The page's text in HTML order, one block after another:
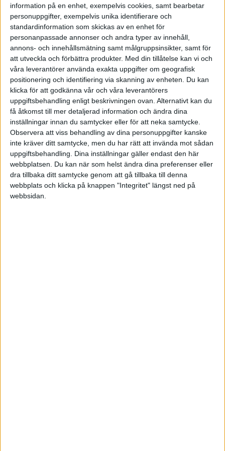
information på en enhet, exempelvis cookies, samt bearbetar
personuppgifter, exempelvis unika identifierare och
standardinformation som skickas av en enhet för
personanpassade annonser och andra typer av innehåll,
annons- och innehållsmätning samt målgruppsinsikter, samt för
att utveckla och förbättra produkter. Med din tillåtelse kan vi och
våra leverantörer använda exakta uppgifter om geografisk
positionering och identifiering via skanning av enheten. Du kan
klicka för att godkänna vår och våra leverantörers
uppgiftsbehandling enligt beskrivningen ovan. Alternativt kan du
få åtkomst till mer detaljerad information och ändra dina
inställningar innan du samtycker eller för att neka samtycke.
Observera att viss behandling av dina personuppgifter kanske
inte kräver ditt samtycke, men du har rätt att invända mot sådan
uppgiftsbehandling. Dina inställningar gäller endast den här
webbplatsen. Du kan när som helst ändra dina preferenser eller
dra tillbaka ditt samtycke genom att gå tillbaka till denna
webbplats och klicka på knappen "Integritet" längst ned på
webbsidan.
branscher.
Kvinnor utgör idag över 40 procent av den globala
arbetskraften - men återfinns väldigt ofta i
låglöneyrken, skriver Världsbanken.
Ekonomisk nödvändighet
Att investera i jämställdhet är en ekonomiskt sund
strategi, fastslår Världsbankens rapport. Om kvinnor
får tillgång till alla utbildningsnivåer, släpps in på
arbetsmarknaden och tillåts ha makten över sina
egna liv, kommer det att leda till en positiv utveckling
för alla parter.